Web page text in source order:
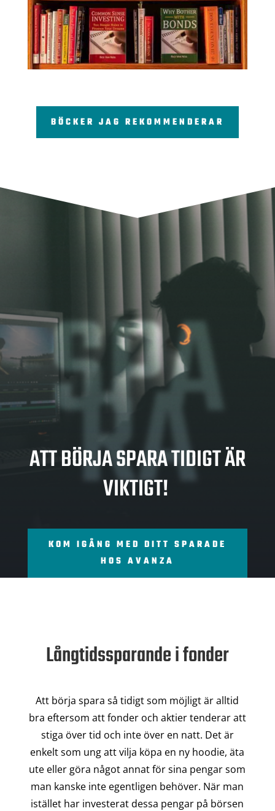
BÖCKER JAG REKOMMENDERAR
SPA
RA
ATT BÖRJA SPARA TIDIGT ÄR
VIKTIGT!
KOM IGÅNG MED DITT SPARADE
HOS AVANZA
Långtidssparande i fonder
Att börja spara så tidigt som möjligt är alltid
bra eftersom att fonder och aktier tenderar att
stiga över tid och inte över en natt. Det är
enkelt som ung att vilja köpa en ny hoodie, äta
ute eller göra något annat för sina pengar som
man kanske inte egentligen behöver. När man
istället har investerat dessa pengar på börsen